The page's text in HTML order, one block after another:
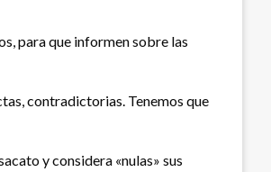
para que informen sobre las
contradictorias. Tenemos que
y considera «nulas» sus